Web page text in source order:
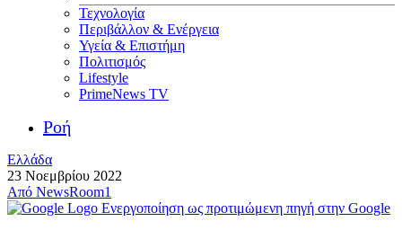
Τεχνολογία
Περιβάλλον & Ενέργεια
Υγεία & Επιστήμη
Πολιτισμός
Lifestyle
PrimeNews TV
Ροή
Ελλάδα
23 Νοεμβρίου 2022
Από NewsRoom1
Ενεργοποίηση ως προτιμώμενη πηγή στην Google